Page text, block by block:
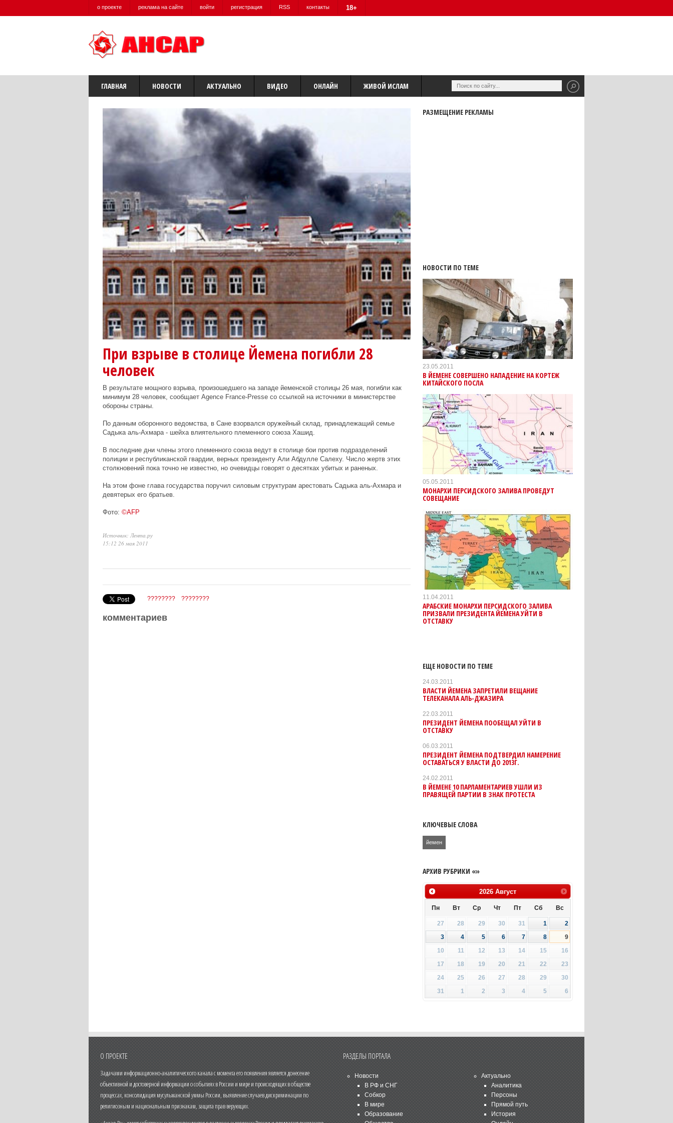
о проекте реклама на сайте войти регистрация RSS контакты 18+
ГЛАВНАЯ НОВОСТИ АКТУАЛЬНО ВИДЕО ОНЛАЙН ЖИВОЙ ИСЛАМ
При взрыве в столице Йемена погибли 28
человек
В результате мощного взрыва, произошедшего на западе йеменской столицы 26 мая, погибли как
минимум 28 человек, сообщает Agence France-Presse со ссылкой на источники в министерстве
обороны страны.
По данным оборонного ведомства, в Сане взорвался оружейный склад, принадлежащий семье
Садыка аль-Ахмара - шейха влиятельного племенного союза Хашид.
В последние дни члены этого племенного союза ведут в столице бои против подразделений
полиции и республиканской гвардии, верных президенту Али Абдулле Салеху. Число жертв этих
столкновений пока точно не известно, но очевидцы говорят о десятках убитых и раненых.
На этом фоне глава государства поручил силовым структурам арестовать Садыка аль-Ахмара и
девятерых его братьев.
Фото: ©AFP
Источник: Лента.ру
15:12 26 мая 2011
???????? ????????
комментариев
РАЗМЕЩЕНИЕ РЕКЛАМЫ
НОВОСТИ ПО ТЕМЕ
23.05.2011
В ЙЕМЕНЕ СОВЕРШЕНО НАПАДЕНИЕ НА КОРТЕЖ
КИТАЙСКОГО ПОСЛА
05.05.2011
МОНАРХИ ПЕРСИДСКОГО ЗАЛИВА ПРОВЕДУТ
СОВЕЩАНИЕ
11.04.2011
АРАБСКИЕ МОНАРХИ ПЕРСИДСКОГО ЗАЛИВА
ПРИЗВАЛИ ПРЕЗИДЕНТА ЙЕМЕНА УЙТИ В
ОТСТАВКУ
ЕЩЕ НОВОСТИ ПО ТЕМЕ
24.03.2011
ВЛАСТИ ЙЕМЕНА ЗАПРЕТИЛИ ВЕЩАНИЕ
ТЕЛЕКАНАЛА АЛЬ-ДЖАЗИРА
22.03.2011
ПРЕЗИДЕНТ ЙЕМЕНА ПООБЕЩАЛ УЙТИ В
ОТСТАВКУ
06.03.2011
ПРЕЗИДЕНТ ЙЕМЕНА ПОДТВЕРДИЛ НАМЕРЕНИЕ
ОСТАВАТЬСЯ У ВЛАСТИ ДО 2013Г.
24.02.2011
В ЙЕМЕНЕ 10 ПАРЛАМЕНТАРИЕВ УШЛИ ИЗ
ПРАВЯЩЕЙ ПАРТИИ В ЗНАК ПРОТЕСТА
КЛЮЧЕВЫЕ СЛОВА
йемен
АРХИВ РУБРИКИ «»
2026 Август
Пн Вт Ср Чт Пт Сб Вс
27 28 29 30 31 1
2
3
4 5 6 7 8
9
10
11 12 13 14 15
16
17
18 19 20 21 22
23
24
25 26 27 28 29
30
31
1 2 3 4 5 6
О ПРОЕКТЕ
Задачами информационно-аналитического канала с момента его появления является донесение
объективной и достоверной информации о событиях в России и мире и происходящих в обществе
процессах, консолидация мусульманской уммы России, выявление случаев дискриминации по
религиозным и национальным признакам, защита прав верующих.
РАЗДЕЛЫ ПОРТАЛА
Новости
В РФ и СНГ
Собкор
В мире
Образование
Актуально
Аналитика
Персоны
Прямой путь
История